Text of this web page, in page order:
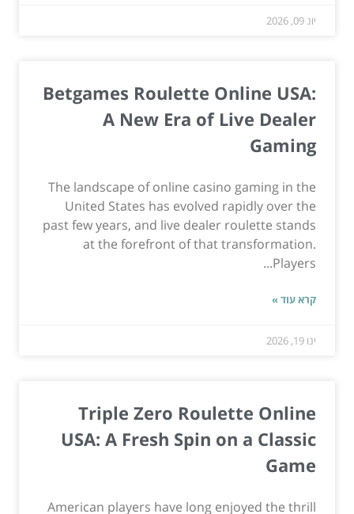
יונ 09, 2026
Betgames Roulette Online USA:
A New Era of Live Dealer
Gaming
The landscape of online casino gaming in the
United States has evolved rapidly over the
past few years, and live dealer roulette stands
at the forefront of that transformation.
Players...
קרא עוד »
ינו 19, 2026
Triple Zero Roulette Online
USA: A Fresh Spin on a Classic
Game
American players have long enjoyed the thrill